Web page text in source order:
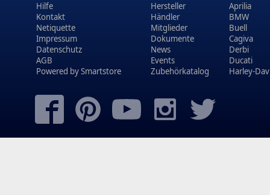
Hilfe
Kontakt
Netiquette
Impressum
Datenschutz
AGB
Powered bySmartstore
Hersteller
Händler
Mitglieder
Dokumente
News
Events
Zubehörkatalog
Aprilia
BMW
Buell
Cagiva
Derbi
Ducati
Harley-